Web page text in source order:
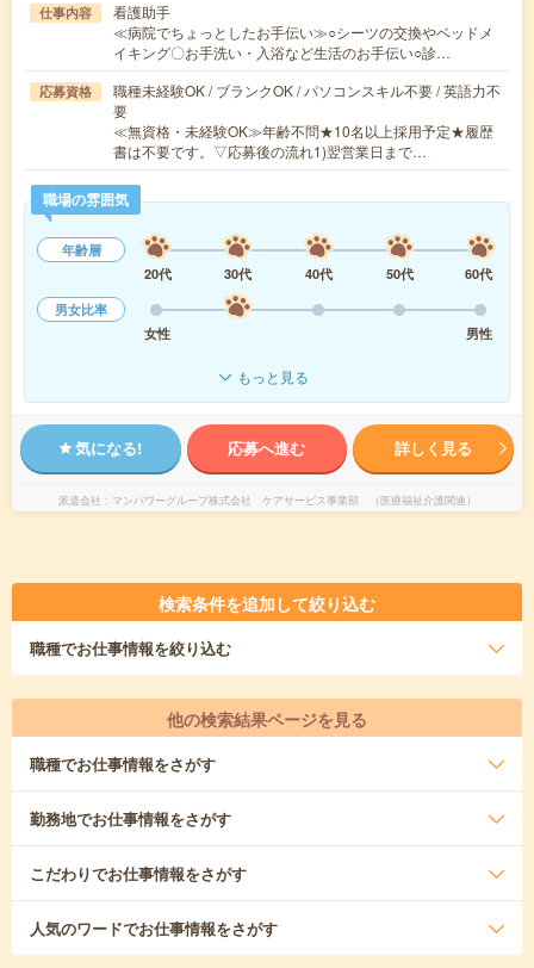
仕事内容
看護助手
≪病院でちょっとしたお手伝い≫○シーツの交換やベッドメ
イキング〇お手洗い・入浴など生活のお手伝い○診…
応募資格
職種未経験OK / ブランクOK / パソコンスキル不要 / 英語力不
要
≪無資格・未経験OK≫年齢不問★10名以上採用予定★履歴
書は不要です。▽応募後の流れ1)翌営業日まで…
職場の雰囲気
年齢層
20代
30代 40代 50代
60代
男女比率
女性
男性
もっと見る
気になる! 応募へ進む 詳しく見る
派遣会社 マンパワーグループ株式会社 ケアサービス事業部 （医療福祉介護関連）
検索条件を追加して絞り込む
職種でお仕事情報を絞り込む
他の検索結果ページを見る
職種でお仕事情報をさがす
勤務地でお仕事情報をさがす
こだわりでお仕事情報をさがす
人気のワードでお仕事情報をさがす